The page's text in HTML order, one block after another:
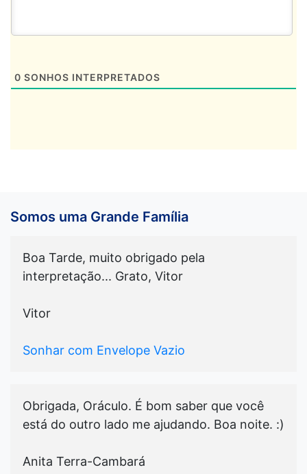
0 SONHOS INTERPRETADOS
Somos uma Grande Família
Boa Tarde, muito obrigado pela
interpretação... Grato, Vitor
Vitor
Sonhar com Envelope Vazio
Obrigada, Oráculo. É bom saber que você
está do outro lado me ajudando. Boa noite. :)
Anita Terra-Cambará